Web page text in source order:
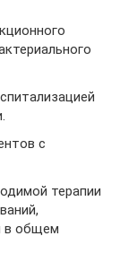
с
терапии
в общем